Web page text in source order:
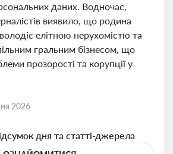
даних. Водночас,
виявило, що родина
елітною нерухомістю та
гральним бізнесом, що
прозорості та корупції у
2026
дня та статті-джерела